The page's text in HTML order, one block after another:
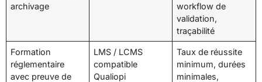
archivage
workflow de
validation,
traçabilité
Formation
réglementaire
avec preuve de
LMS / LCMS
compatible
Qualiopi
Taux de réussite
minimum, durées
minimales,